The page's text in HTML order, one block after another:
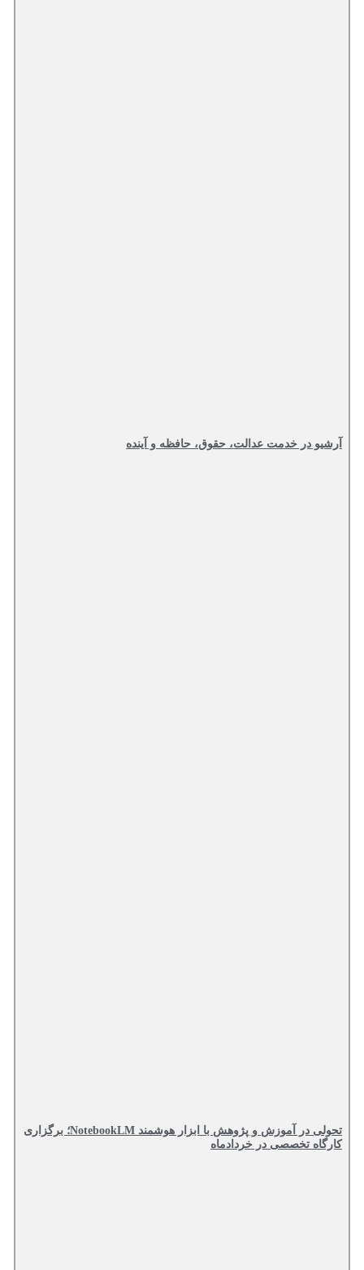
آرشیو در خدمت عدالت، حقوق، حافظه و آینده‌
تحولی در آموزش و پژوهش با ابزار هوشمند NotebookLM؛ برگزاری
کارگاه تخصصی در خردادماه